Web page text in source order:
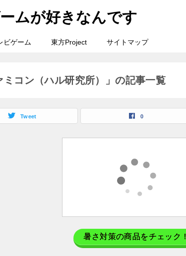
ムが好きなんです
ビゲーム 東方Project サイトマップ
ミコン（ハル研究所）」の記事一覧
Tweet 0
暑さ対策の商品をチェック！